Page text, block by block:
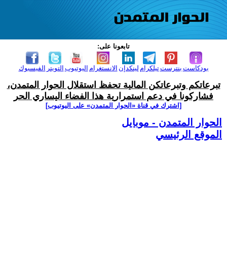
تابعونا على:
الفيسبوك التويتر اليوتيوب الانستغرام لينكدإن تيلكرامبنترست بودكاست
تبرعاتكم وتبرعاتكن المالية تحفظ استقلال الحوار المتمدن،
فشاركونا في دعم استمرارية هذا الفضاء اليساري الحر
[اشترك في قناة ‫«الحوار المتمدن» على اليوتيوب]
الحوار المتمدن - موبايل
الموقع الرئيسي